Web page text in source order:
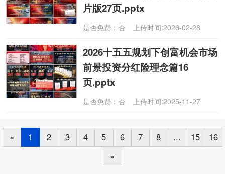
片版27页.pptx
是否免费：否 上传时间:2026-02-28
2026十五五规划下创富机会市场
前景投资分红险理念篇16
页.pptx
是否免费：否 上传时间:2025-11-27
« 1 2 3 4 5 6 7 8 ... 15
16
»